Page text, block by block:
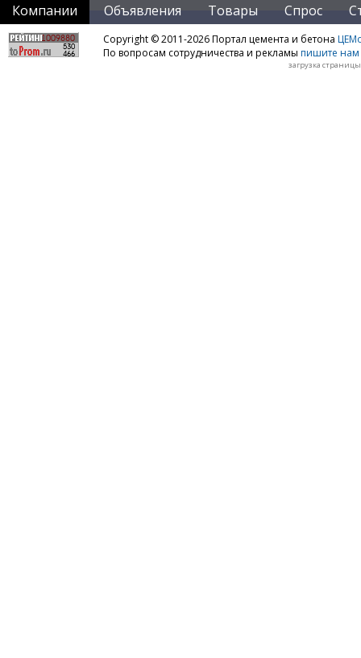
Компании Объявления Товары Спрос
Copyright © 2011-2026 Портал цемента и бетона
По вопросам сотрудничества и рекламы пишите нам
загрузка